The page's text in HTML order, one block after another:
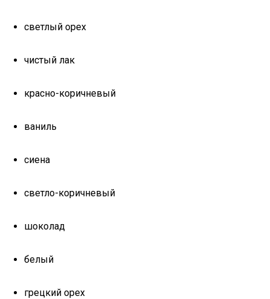
светлый орех
чистый лак
красно-коричневый
ваниль
сиена
светло-коричневый
шоколад
белый
грецкий орех